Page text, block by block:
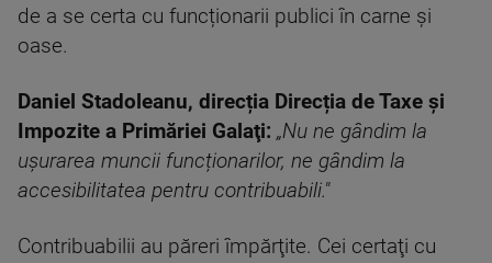
de a se certa cu funcționarii publici în carne şi
oase.
Daniel Stadoleanu, direcția Direcția de Taxe şi
Impozite a Primăriei Galaţi: „Nu ne gândim la
ușurarea muncii funcționarilor, ne gândim la
accesibilitatea pentru contribuabili."
Contribuabilii au păreri împărţite. Cei certaţi cu